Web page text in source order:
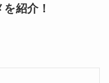
紹介！